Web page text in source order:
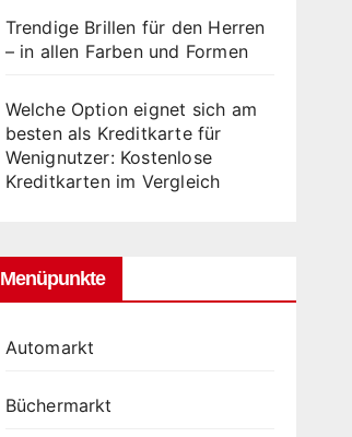
Trendige Brillen für den Herren
– in allen Farben und Formen
Welche Option eignet sich am
besten als Kreditkarte für
Wenignutzer: Kostenlose
Kreditkarten im Vergleich
Menüpunkte
Automarkt
Büchermarkt